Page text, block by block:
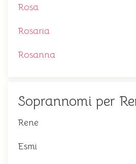
Rosa
Rosaria
Rosanna
Soprannomi per
Rene
Esmi